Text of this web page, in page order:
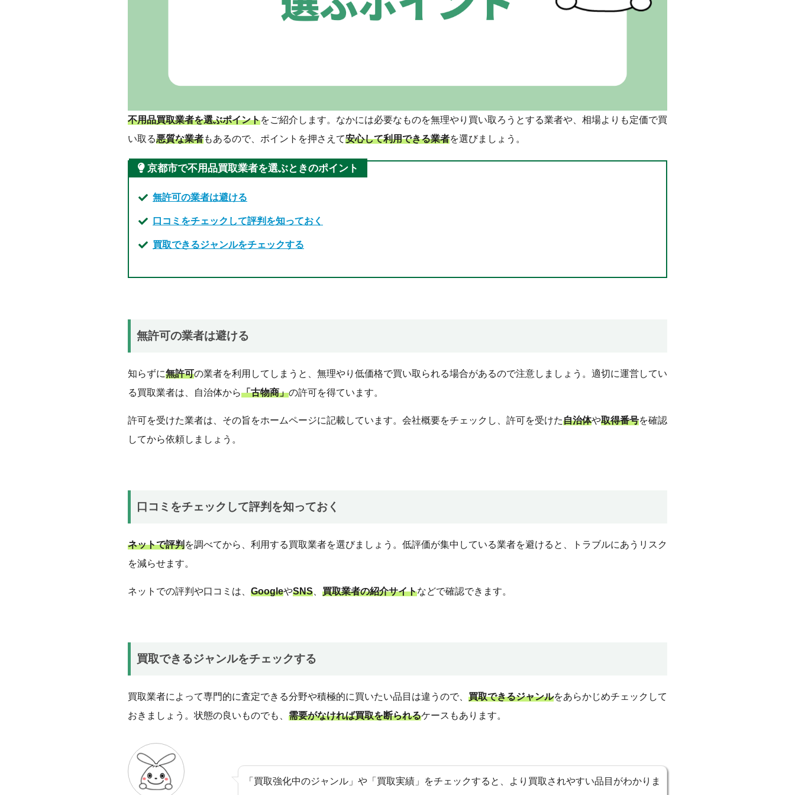
不用品買取業者を選ぶポイントをご紹介します。なかには必要なものを無理やり買い取ろうとする業者や、相場よりも定価で買
い取る悪質な業者もあるので、ポイントを押さえて安心して利用できる業者を選びましょう。
京都市で不用品買取業者を選ぶときのポイント
無許可の業者は避ける
口コミをチェックして評判を知っておく
買取できるジャンルをチェックする
無許可の業者は避ける
知らずに無許可の業者を利用してしまうと、無理やり低価格で買い取られる場合があるので注意しましょう。適切に運営してい
る買取業者は、自治体から「古物商」の許可を得ています。
許可を受けた業者は、その旨をホームページに記載しています。会社概要をチェックし、許可を受けた自治体や取得番号を確認
してから依頼しましょう。
口コミをチェックして評判を知っておく
ネットで評判を調べてから、利用する買取業者を選びましょう。低評価が集中している業者を避けると、トラブルにあうリスク
を減らせます。
ネットでの評判や口コミは、 GoogleやSNS 買取業者の紹介サイトなどで確認できます。
買取できるジャンルをチェックする
買取業者によって専門的に査定できる分野や積極的に買いたい品目は違うので、 買取できるジャンルをあらかじめチェックして
おきましょう。状態の良いものでも、 需要がなければ買取を断られるケースもあります。
「買取強化中のジャンル」や「買取実績」をチェックすると、より買取されやすい品目がわかりま